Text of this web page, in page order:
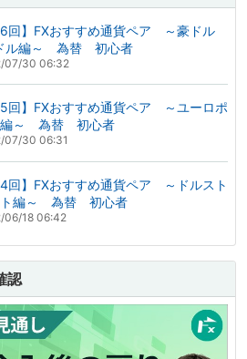
6回】FXおすすめ通貨ペア ～豪ドル
ル編～ 為替 初心者
07/30 06:32
5回】FXおすすめ通貨ペア ～ユーロポ
編～ 為替 初心者
07/30 06:31
4回】FXおすすめ通貨ペア ～ドルスト
ト編～ 為替 初心者
06/18 06:42
認